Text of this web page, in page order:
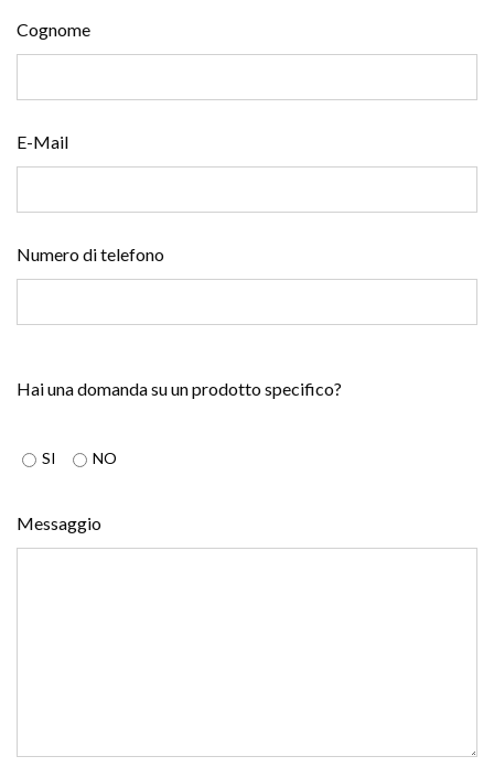
Cognome
E-Mail
Numero di telefono
Hai una domanda su un prodotto specifico?
SI NO
Messaggio